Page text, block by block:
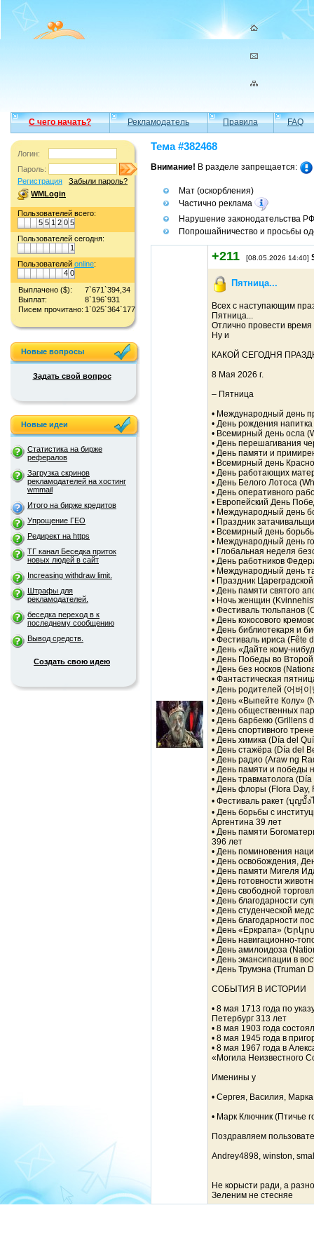
С чего начать? Рекламодатель Правила FAQ
Логин:
Пароль:
Регистрация
Забыли пароль?
WMLogin
Пользователей всего:
5 5 1 2 0 5
Пользователей сегодня:
1
Пользователей online:
4 0
Выплачено ($):
7`671`394,34
Выплат:
8`196`931
Писем прочитано: 1`025`364`177
Новые вопросы
Задать свой вопрос
Новые идеи
Статистика на бирже
рефералов
Загрузка скринов
рекламодателей на хостинг
wmmail
Итого на бирже кредитов
Упрощение ГЕО
Редирект на https
ТГ канал Беседка приток
новых людей в сайт
Increasing withdraw limit.
Штрафы для
рекламодателей.
беседка переход в к
последнему сообщению
Вывод средств.
Создать свою идею
Тема #382468
Внимание! В разделе запрещается:
Мат (оскорбления)
Частично реклама
Нарушение законодательства РФ
Попрошайничество и просьбы
+211 [08.05.2026 14:40]
Пятница...
Всех с наступающим
Пятница...
Отлично провести
Ну и
КАКОЙ СЕГОДНЯ
8 Мая 2026 г.
– Пятница
• Международный день
• День рождения
• Всемирный день осла
• День перешагивания
• День памяти и
• Всемирный день
• День работающих
• День Белого Лотоса
• День оперативного
• Европейский День
• Международный день
• Праздник
• Всемирный день
• Международный день
• Глобальная неделя
• День работников
• Международный день
• Праздник
• День памяти святого
• Ночь женщин
• Фестиваль тюльпанов
• День кокосового
• День библиотекаря и
• Фестиваль ириса (Fête
• День «Дайте кому-
• День Победы во
• День без носков
• Фантастическая
• День родителей (어버
• День «Выпейте Колу»
• День общественных
• День барбекю (Grillens
• День спортивного
• День химика (Día del
• День стажёра (Día del
• День радио (Araw ng
• День памяти и победы
• День травматолога
• День флоры (Flora Day,
• Фестиваль ракет (บุญบั้
• День борьбы с
Аргентина 39 лет
• День памяти
396 лет
• День поминовения
• День освобождения,
• День памяти Мигеля
• День готовности
• День свободной
• День благодарности
• День студенческой
• День благодарности
• День «Еркрапа»
• День навигационно-
• День амилоидоза
• День эмансипации в
• День Трумэна (Truman
СОБЫТИЯ В ИСТОРИИ
• 8 мая 1713 года по
Петербург 313 лет
• 8 мая 1903 года
• 8 мая 1945 года в
• 8 мая 1967 года в
«Могила Неизвестного
Именины у
• Сергея, Василия,
• Марк Ключник (Птичье
Поздравляем
Andrey4898, winston,
Не корысти ради, а
Зеленим не стесняе